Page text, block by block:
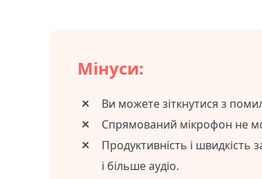
Мінуси:
Ви можете зіткнутися з
Спрямований мікрофон не
Продуктивність і швидкість
і більше аудіо.